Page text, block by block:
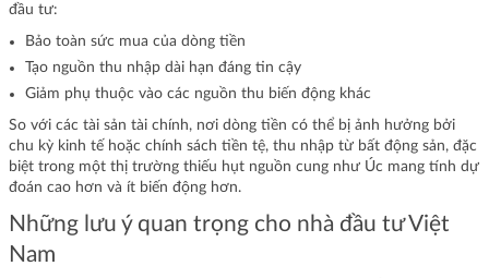
đầu tư:
Bảo toàn sức mua của dòng tiền
Tạo nguồn thu nhập dài hạn đáng tin cậy
Giảm phụ thuộc vào các nguồn thu biến động khác
So với các tài sản tài chính, nơi dòng tiền có thể bị ảnh hưởng bởi
chu kỳ kinh tế hoặc chính sách tiền tệ, thu nhập từ bất động sản, đặc
biệt trong một thị trường thiếu hụt nguồn cung như Úc mang tính dự
đoán cao hơn và ít biến động hơn.
Những lưu ý quan trọng cho nhà đầu tư Việt
Nam